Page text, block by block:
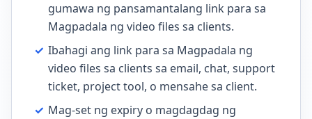
gumawa ng pansamantalang link para sa
Magpadala ng video files sa clients.
✓ Ibahagi ang link para sa Magpadala ng
video files sa clients sa email, chat, support
ticket, project tool, o mensahe sa client.
✓ Mag-set ng expiry o magdagdag ng